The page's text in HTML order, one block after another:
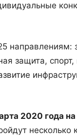
направлениям:
защита,
2020 года на
несколько